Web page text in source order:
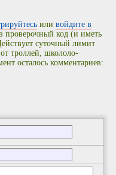
иливойдите в
проверочный код (и иметь
суточный лимит
троллей, школоло-
осталось комментариев: